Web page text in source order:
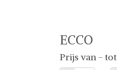
ECCO
Prijs van - tot